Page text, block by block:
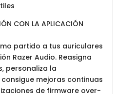
CON LA APLICACIÓN
partido a tus auriculares
Razer Audio. Reasigna
personaliza la
mejoras continuas
de firmware over-